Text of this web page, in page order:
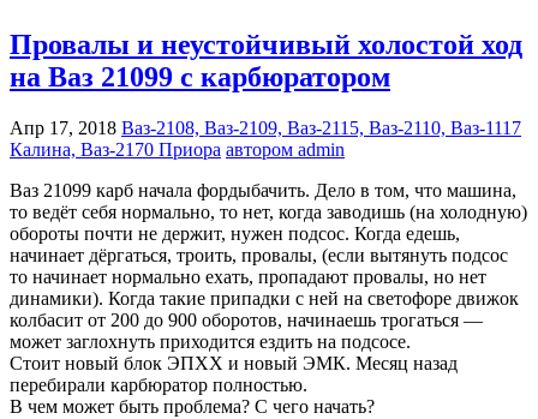
Провалы и неустойчивый холостой ход
на Ваз 21099 с карбюратором
Апр 17, 2018 Ваз-2108, Ваз-2109, Ваз-2115, Ваз-2110, Ваз-1117
Калина, Ваз-2170 Приора автором admin
Ваз 21099 карб начала фордыбачить. Дело в том, что машина,
то ведёт себя нормально, то нет, когда заводишь (на холодную)
обороты почти не держит, нужен подсос. Когда едешь,
начинает дёргаться, троить, провалы, (если вытянуть подсос
то начинает нормально ехать, пропадают провалы, но нет
динамики). Когда такие припадки с ней на светофоре движок
колбасит от 200 до 900 оборотов, начинаешь трогаться —
может заглохнуть приходится ездить на подсосе.
Стоит новый блок ЭПХХ и новый ЭМК. Месяц назад
перебирали карбюратор полностью.
В чем может быть проблема? С чего начать?